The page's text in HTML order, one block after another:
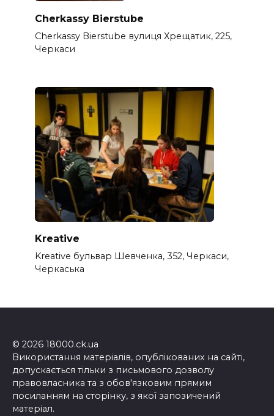
Cherkassy Bierstube
Cherkassy Bierstube вулиця Хрещатик, 225,
Черкаси
Kreative
Kreative бульвар Шевченка, 352, Черкаси,
Черкаська
© 2026 18000.ck.ua
Використання матеріалів, опублікованих на сайті,
допускається тільки з письмового дозволу
правовласника та з обов'язковим прямим
посиланням на сторінку, з якої запозичений
матеріал.